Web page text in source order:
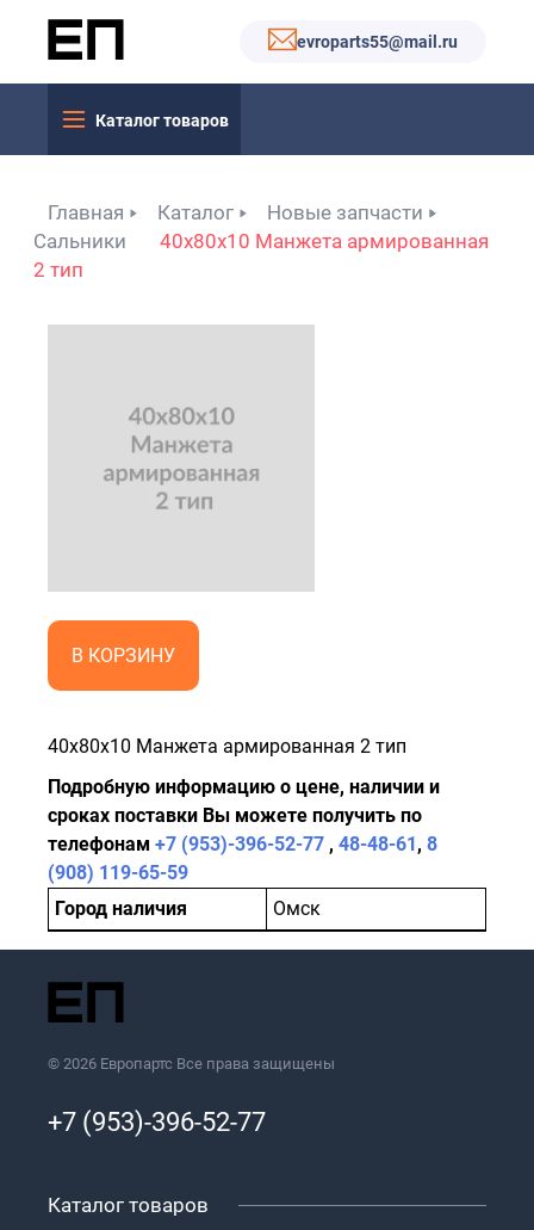
evroparts55@mail.ru
Каталог товаров
Главная Каталог
Новые запчасти
Сальники
40x80x10 Манжета армированная
2 тип
В КОРЗИНУ
40x80x10 Манжета армированная 2 тип
Подробную информацию о цене, наличии и
сроках поставки Вы можете получить по
телефонам +7 (953)-396-52-77 , 48-48-61, 8
(908) 119-65-59
Город наличия
Омск
© 2026 Европартс Все права защищены
+7 (953)-396-52-77
Каталог товаров